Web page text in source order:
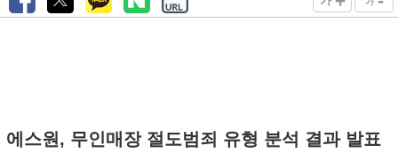
에스원, 무인매장 절도범죄 유형 분석 결과 발표